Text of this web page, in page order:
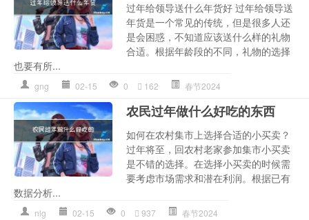
过年给领导送什么年货好 过年给领导送
年货是一个常见的传统，但是很多人还
是会困惑，不知道应该送什么样的礼物
合适。根据年龄段的不同，礼物的选择
也要有所...
gng 02-15 0 162 春节2024
农民过年做什么好吃的东西
如何在农村集市上选择合适的小买卖？
过年将至，回农村老家参加集市小买卖
是不错的选择。在选择小买卖的时候需
要考虑市场需求和潜在利润。根据已有
数据分析...
nlg 02-15 0 937 春节2024